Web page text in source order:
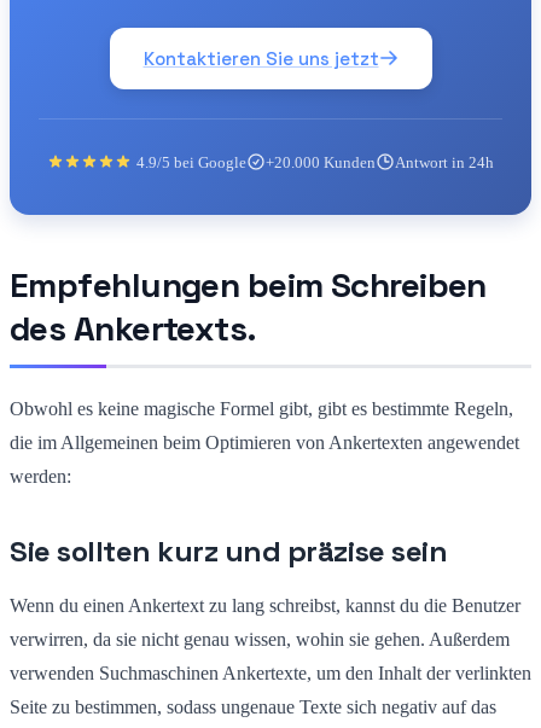
Kontaktieren Sie uns jetzt
4.9/5 bei Google +20.000 Kunden Antwort in 24h
Empfehlungen beim Schreiben
des Ankertexts.
Obwohl es keine magische Formel gibt, gibt es bestimmte Regeln,
die im Allgemeinen beim Optimieren von Ankertexten angewendet
werden:
Sie sollten kurz und präzise sein
Wenn du einen Ankertext zu lang schreibst, kannst du die Benutzer
verwirren, da sie nicht genau wissen, wohin sie gehen. Außerdem
verwenden Suchmaschinen Ankertexte, um den Inhalt der verlinkten
Seite zu bestimmen, sodass ungenaue Texte sich negativ auf das